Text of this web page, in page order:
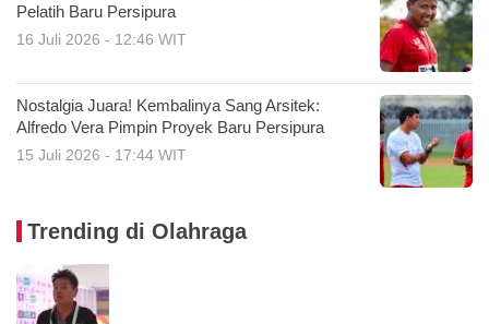
Pelatih Baru Persipura
16 Juli 2026 - 12:46 WIT
Nostalgia Juara! Kembalinya Sang Arsitek:
Alfredo Vera Pimpin Proyek Baru Persipura
15 Juli 2026 - 17:44 WIT
Trending di Olahraga